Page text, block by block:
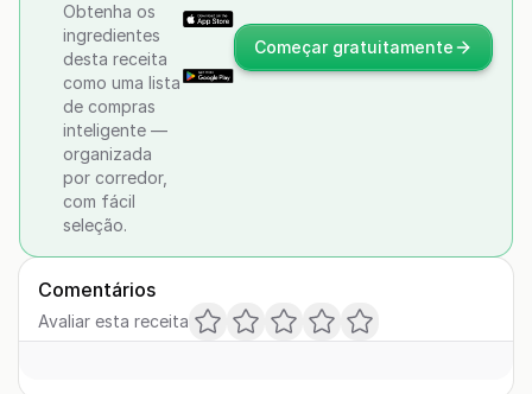
Obtenha os
ingredientes
desta receita
como uma lista
de compras
inteligente —
organizada
por corredor,
com fácil
seleção.
Começar gratuitamente
Comentários
Avaliar esta receita